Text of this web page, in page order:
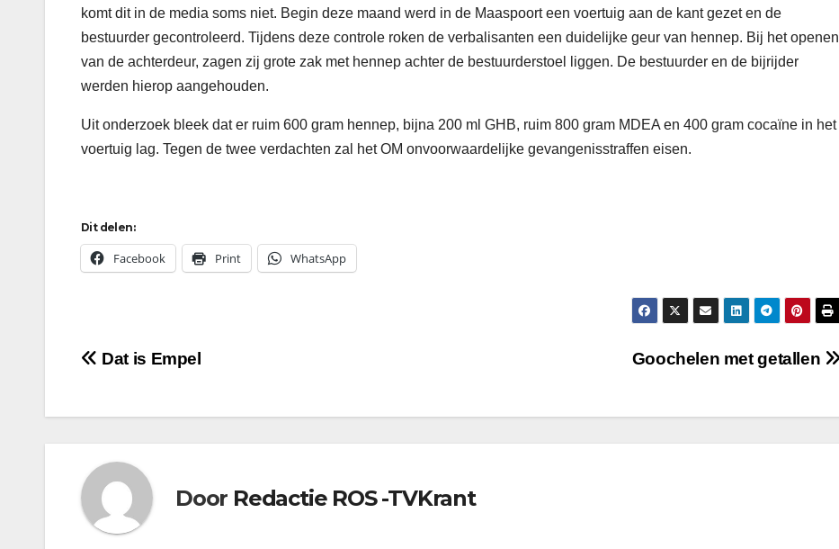
komt dit in de media soms niet. Begin deze maand werd in de Maaspoort een voertuig aan de kant gezet en de
bestuurder gecontroleerd. Tijdens deze controle roken de verbalisanten een duidelijke geur van hennep. Bij het openen
van de achterdeur, zagen zij grote zak met hennep achter de bestuurderstoel liggen. De bestuurder en de bijrijder
werden hierop aangehouden.
Uit onderzoek bleek dat er ruim 600 gram hennep, bijna 200 ml GHB, ruim 800 gram MDEA en 400 gram cocaïne in het
voertuig lag. Tegen de twee verdachten zal het OM onvoorwaardelijke gevangenisstraffen eisen.
Dit delen:
Facebook Print WhatsApp
Bericht
Goochelen met getallen
Dat is Empel
Door Redactie ROS -TVKrant